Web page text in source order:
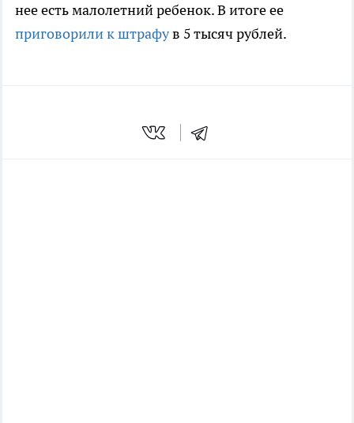
нее есть малолетний ребенок. В итоге ее
приговорили к штрафув 5 тысяч рублей.